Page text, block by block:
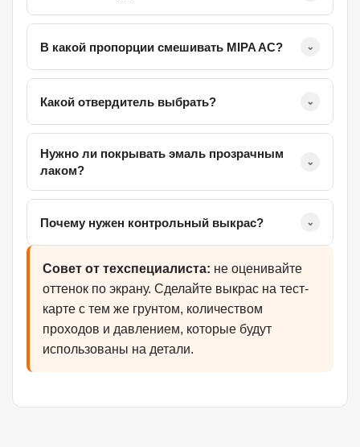
В какой пропорции смешивать MIPA AC? ⌄
Какой отвердитель выбрать? ⌄
Нужно ли покрывать эмаль прозрачным
лаком?
⌄
Почему нужен контрольный выкрас? ⌄
Совет от техспециалиста: не оценивайте
оттенок по экрану. Сделайте выкрас на тест-
карте с тем же грунтом, количеством
проходов и давлением, которые будут
использованы на детали.